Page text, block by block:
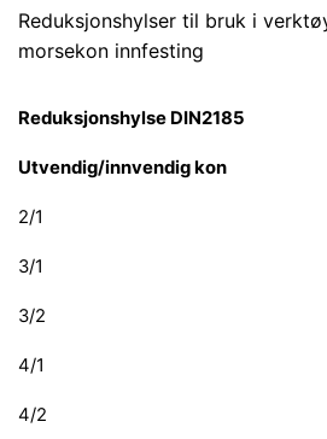
Reduksjonshylser til bruk i
morsekon innfesting
Reduksjonshylse DIN2185
Utvendig/innvendig kon
2/1
3/1
3/2
4/1
4/2